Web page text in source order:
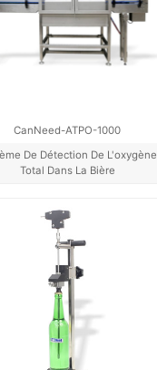
CanNeed-ATPO-1000
De Détection De L'oxygène
Total Dans La Bière